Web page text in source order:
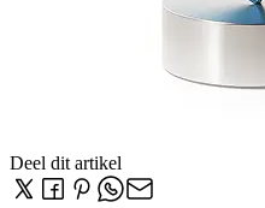
Deel dit artikel